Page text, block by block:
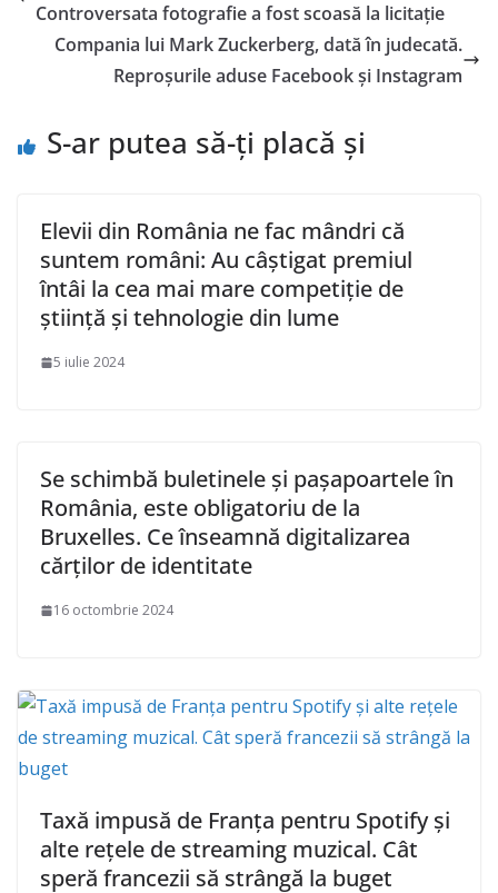
Controversata fotografie a fost scoasă la licitație
Compania lui Mark Zuckerberg, dată în judecată.
Reproșurile aduse Facebook și Instagram
S-ar putea să-ți placă și
Elevii din România ne fac mândri că
suntem români: Au câștigat premiul
întâi la cea mai mare competiție de
știință și tehnologie din lume
5 iulie 2024
Se schimbă buletinele și pașapoartele în
România, este obligatoriu de la
Bruxelles. Ce înseamnă digitalizarea
cărților de identitate
16 octombrie 2024
Taxă impusă de Franța pentru Spotify și
alte rețele de streaming muzical. Cât
speră francezii să strângă la buget